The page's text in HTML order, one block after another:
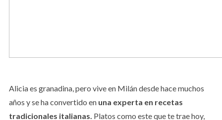
Alicia es granadina, pero vive en Milán desde hace muchos
años y se ha convertido en una experta en recetas
tradicionales italianas. Platos como este que te trae hoy,